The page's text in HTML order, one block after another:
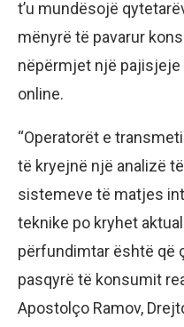
t’u mundësojë
mënyrë të pavarur
nëpërmjet një
online.
“Operatorët e
të kryejnë një analizë
sistemeve të matjes
teknike po kryhet
përfundimtar është që
pasqyrë të konsumit
Apostolço Ramov,